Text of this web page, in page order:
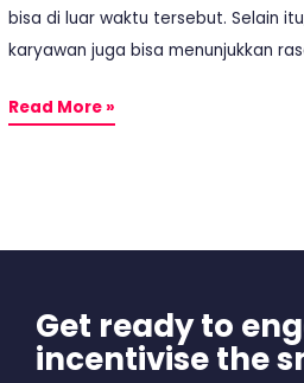
bisa di luar waktu tersebut. Selain
karyawan juga bisa menunjukkan
Read More »
Get ready to
incentivise the